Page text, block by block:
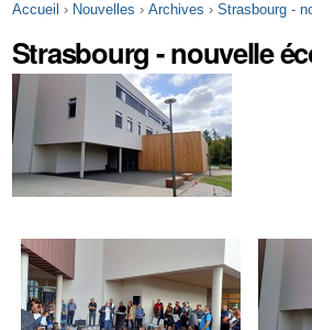
Accueil › Nouvelles › Archives › Strasbourg -
Strasbourg - nouvelle